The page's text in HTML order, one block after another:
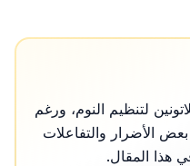
لتنظيم النوم، ورغم
بعض الأضرار والتفاعلات
هذا المقال.